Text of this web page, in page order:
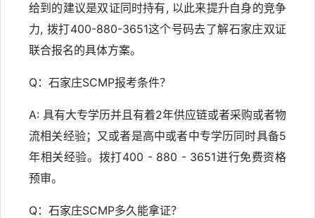
给到的建议是双证同时持有, 以此来提升自身的竞争
力, 拨打400-880-3651这个号码去了解石家庄双证
联合报名的具体方案。
Q：石家庄SCMP报考条件？
A: 具有大专学历并且有着2年供应链或者采购或者物
流相关经验；又或者是高中或者中专学历同时具备5
年相关经验。拨打400 - 880 - 3651进行免费资格
预审。
Q：石家庄SCMP多久能拿证？